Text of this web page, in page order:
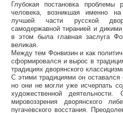
Глубокая постановка проблемы
человека, возникшая именно
лучшей части русской
самодержавной тиранией и
в этом была главная заслуга
великая.
Между тем Фонвизин и как
сформировался и вырос в
традициях дворянского
С этими традициями он оставался
но они не могли уже исчерпать
художественной деятельности.
мировоззрения дворянского
пугачевского восстания.